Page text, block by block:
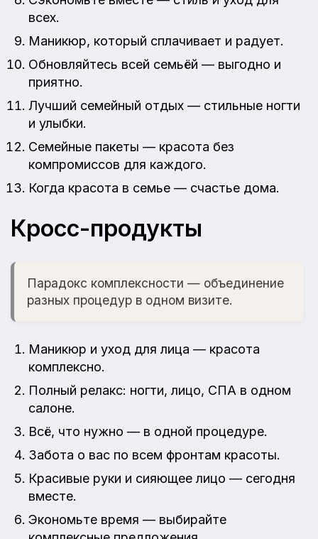
всех.
Маникюр, который сплачивает и радует.
Обновляйтесь всей семьёй — выгодно и
приятно.
Лучший семейный отдых — стильные ногти
и улыбки.
Семейные пакеты — красота без
компромиссов для каждого.
Когда красота в семье — счастье дома.
Кросс-продукты
Парадокс комплексности — объединение
разных процедур в одном визите.
Маникюр и уход для лица — красота
комплексно.
Полный релакс: ногти, лицо, СПА в одном
салоне.
Всё, что нужно — в одной процедуре.
Забота о вас по всем фронтам красоты.
Красивые руки и сияющее лицо — сегодня
вместе.
Экономьте время — выбирайте